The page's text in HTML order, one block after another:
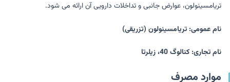
تریامسینولون، عوارض جانبی و تداخلات دارویی آن ارائه می شود.
نام عمومی: تریامسینولون (تزریقی)
نام تجاری: کنالوگ 40، زیلرتا
موارد مصرف